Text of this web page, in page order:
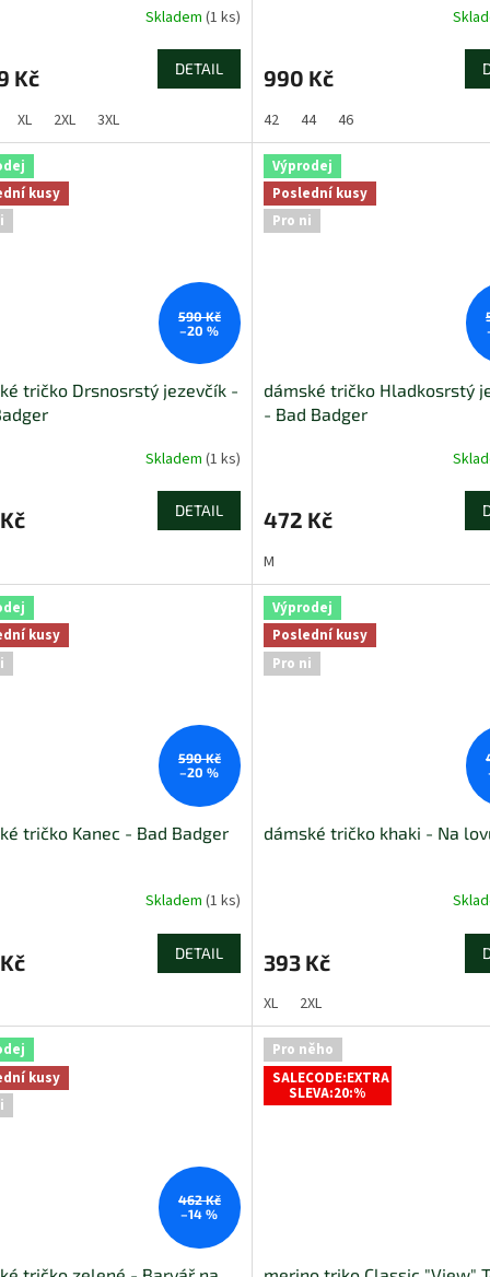
Skladem (1 ks)
Kč DETAIL
XL 2XL 3XL
990 Kč
42 44 46
kusy
590 Kč
–20 %
tričko Drsnosrstý jezevčík -
Skladem (1 ks)
DETAIL
Výprodej
Poslední kusy
Pro ni
dámské tričko Hladkosrstý
- Bad Badger
472 Kč
M
kusy
590 Kč
–20 %
tričko Kanec - Bad Badger
Skladem (1 ks)
DETAIL
Výprodej
Poslední kusy
Pro ni
dámské tričko khaki - Na
393 Kč
XL 2XL
kusy
462 Kč
–14 %
Pro něho
SALECODE:EXTRA
SLEVA:20:%